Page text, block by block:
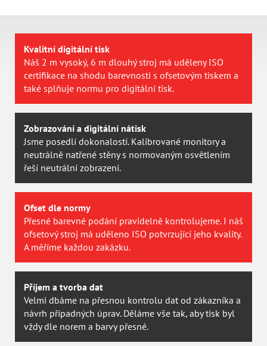
Kvalitní digitální tisk
Náš 2 m vysoký, 6 m dlouhý stroj má uděleny ISO
certifikace na shodu barevnosti s ofsetovým tiskem a
také splňuje normu pro digitální tisk.
Zobrazování a digitální nátisk
Jsme posedlí dokonalostí. Kalibrované monitory a
neutrálně natřené stěny s normovaným osvětlením
řeší neutrální zobrazení.
Ofset dle normy
Přesné barevné podání pravidelně kontrolujeme. I náš
ofsetový stroj má uděleno ISO potvrzující jeho kvality.
A měříme každou zakázku.
Příjem a tvorba dat
Velmi dbáme na přesnou kontrolu dat od zákazníka a
návrh případných úprav. Děláme vše tak, aby tisk byl
vždy dle norem a barvy přesné.